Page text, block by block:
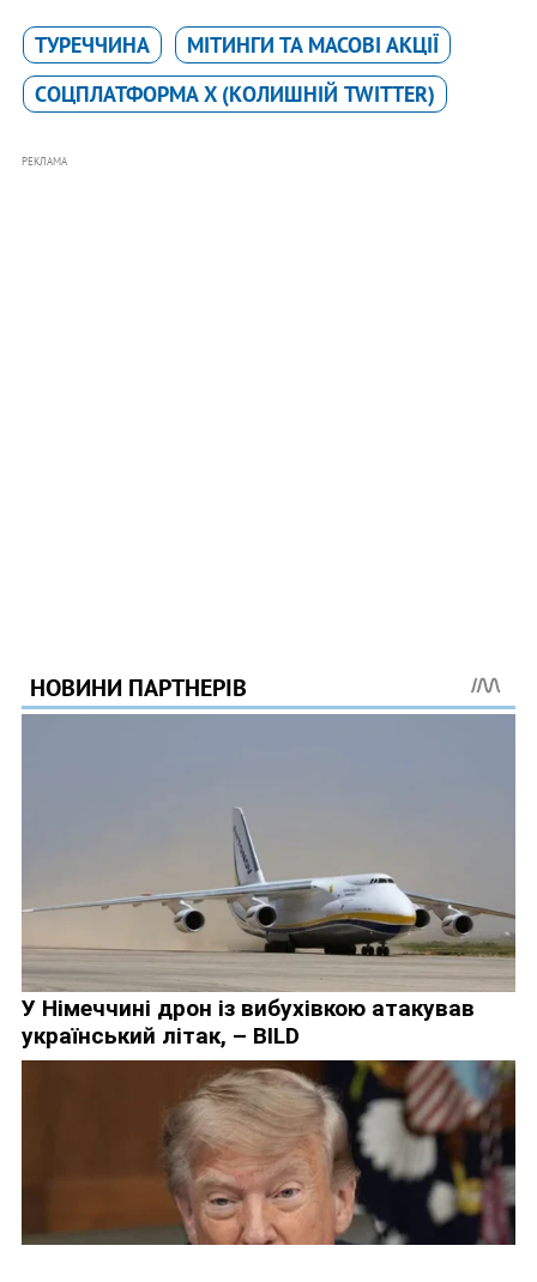
ТУРЕЧЧИНА
МІТИНГИ ТА МАСОВІ АКЦІЇ
CОЦПЛАТФОРМА X (КОЛИШНІЙ TWITTER)
РЕКЛАМА